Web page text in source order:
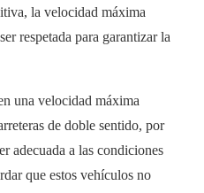
la velocidad máxima
respetada para garantizar la
una velocidad máxima
de doble sentido, por
adecuada a las condiciones
que estos vehículos no